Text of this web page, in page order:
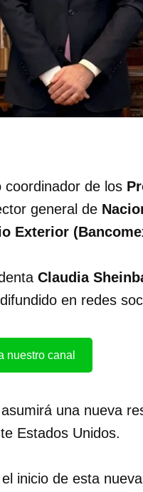
coordinador de los
general de
Exterior
Claudia
en redes
nuestro canal
una nueva
Estados Unidos.
inicio de esta